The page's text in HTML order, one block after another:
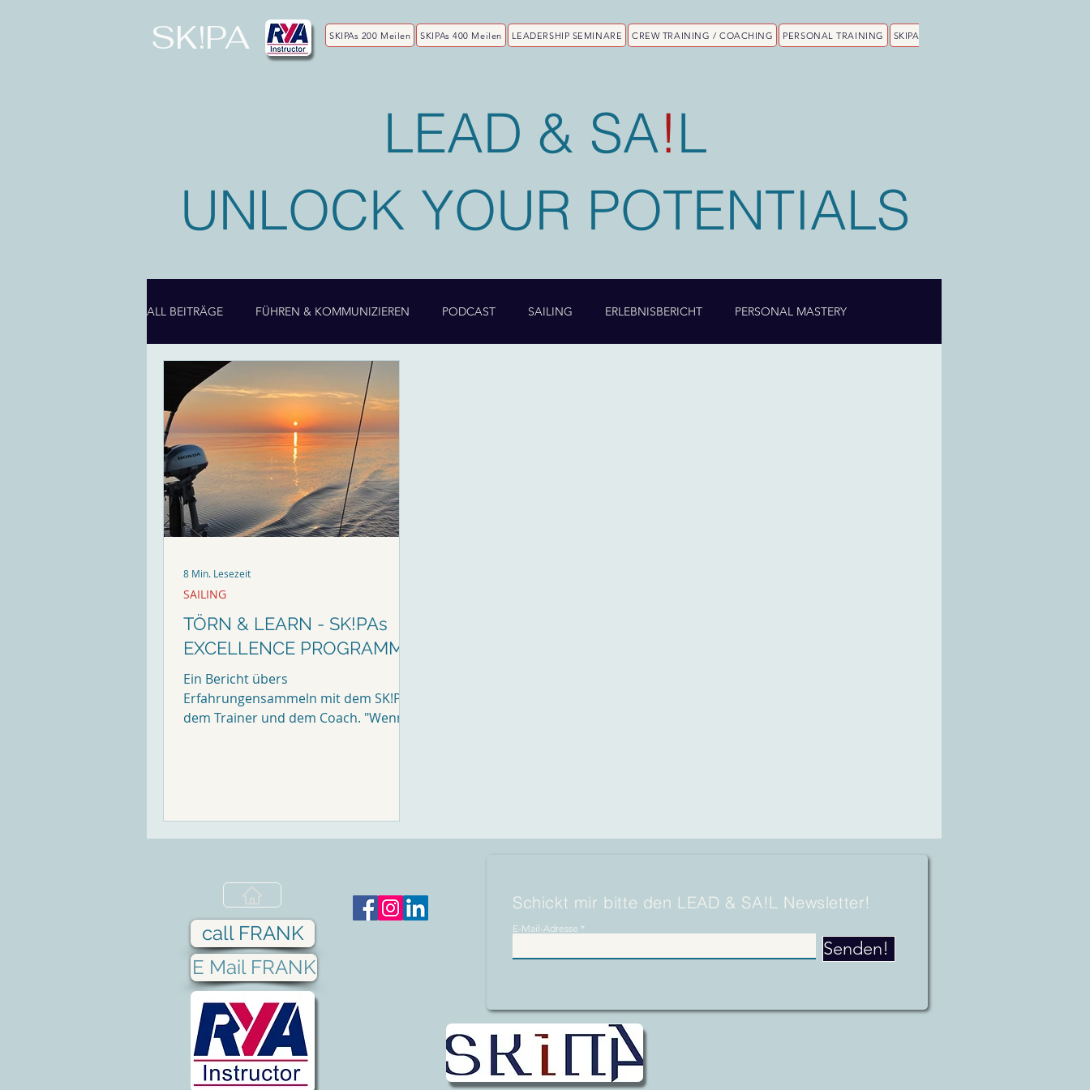
SKIPAs 200 Meilen SKIPAs 400 Meilen LEADERSHIP SEMINARE CREW TRAINING / COACHING PERSONAL TRAINING SKIPA
SK!PA
LEAD & SA!L
UNLOCK YOUR POTENTIALS
ALL BEITRÄGE FÜHREN & KOMMUNIZIEREN PODCAST SAILING ERLEBNISBERICHT PERSONAL MASTERY
TÖRN & LEARN - SK!PAs
EXCELLENCE PROGRAMM
Ein Bericht übers
Erfahrungensammeln mit dem SK!PA,
dem Trainer und dem Coach. "Wenn
SAILING
8 Min. Lesezeit
call FRANK
E Mail FRANK
Schickt mir bitte den LEAD & SA!L Newsletter!
E-Mail-Adresse
Senden!